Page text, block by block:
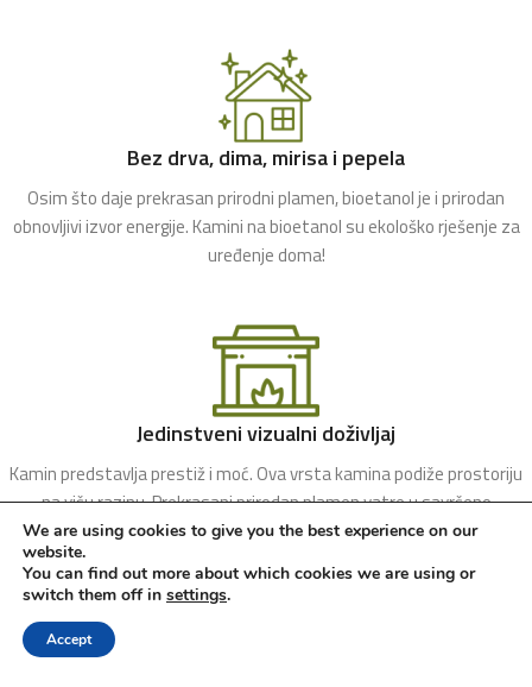
Bez drva, dima, mirisa i pepela
Osim što daje prekrasan prirodni plamen, bioetanol je i prirodan
obnovljivi izvor energije. Kamini na bioetanol su ekološko rješenje za
uređenje doma!
Jedinstveni vizualni doživljaj
Kamin predstavlja prestiž i moć. Ova vrsta kamina podiže prostoriju
na višu razinu. Prekrasani prirodan plamen vatre u savršeno
kontroliranim uvjetima!
ShopSidebarWishlistCart
We are using cookies to give you the best experience on our
website.
You can find out more about which cookies we are using or
switch them off in settings.
Accept